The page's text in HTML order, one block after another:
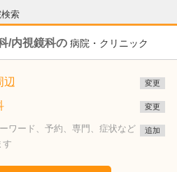
索
/内視鏡科の 病院・クリニック
辺 変更
変更
ワード、予約、専門、症状など
す
追加